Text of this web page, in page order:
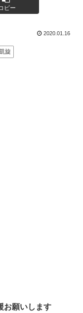
ピー
2020.01.16
旋
お願いします